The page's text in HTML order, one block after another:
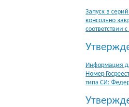
Запуск в
консольно-
соответствии
Информация
Номер
типа СИ: